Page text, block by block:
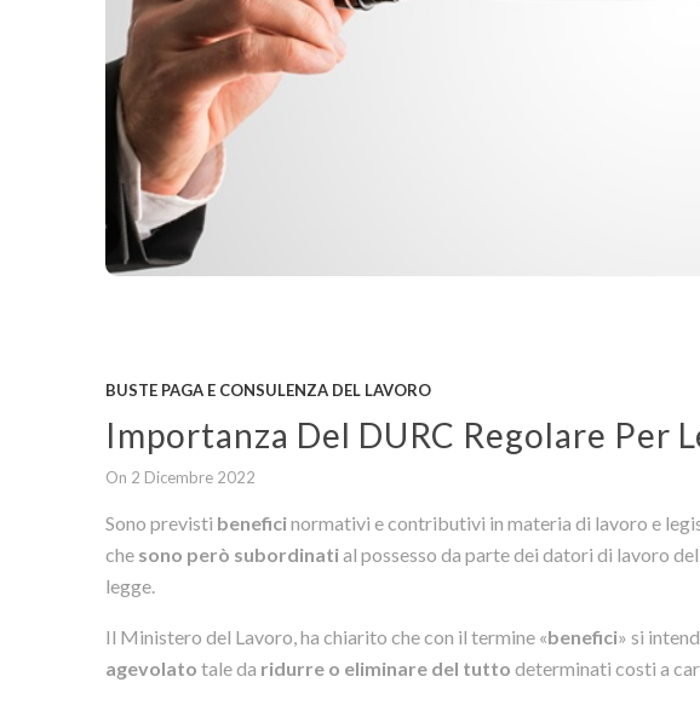
BUSTE PAGA E CONSULENZA DEL LAVORO
Importanza Del DURC Regolare Per
On 2 Dicembre 2022
Sono previsti beneficinormativi e contributivi in materia di lavoro e
che sono però subordinatial possesso da parte dei datori di lavoro
legge.
Il Ministero del Lavoro, ha chiarito che con il termine «benefici» si
agevolato tale da ridurre o eliminare del tutto determinati costi a